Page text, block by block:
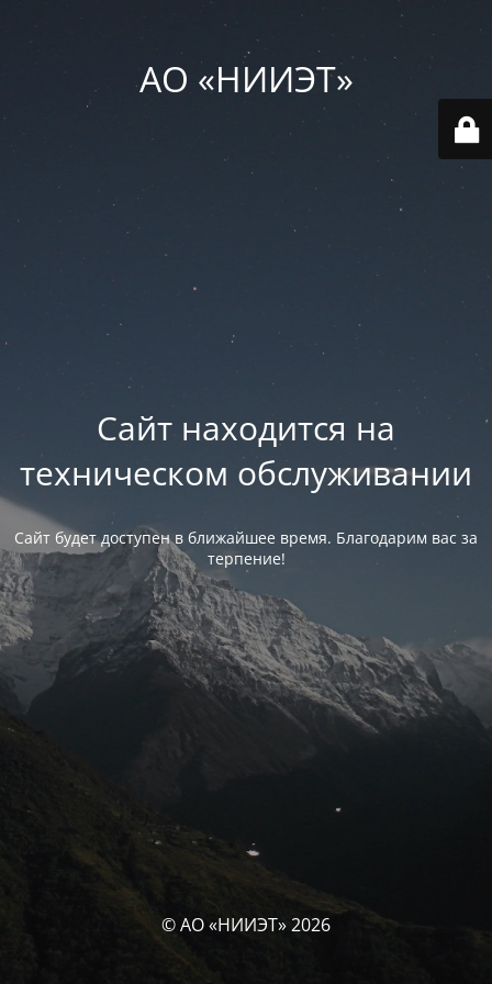
АО «НИИЭТ»
Сайт находится на
техническом обслуживании
Сайт будет доступен в ближайшее время. Благодарим вас за
терпение!
© АО «НИИЭТ» 2026